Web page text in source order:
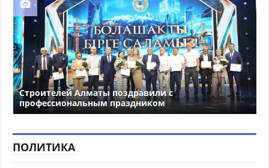
Строителей Алматы поздравили с
профессиональным праздником
ПОЛИТИКА